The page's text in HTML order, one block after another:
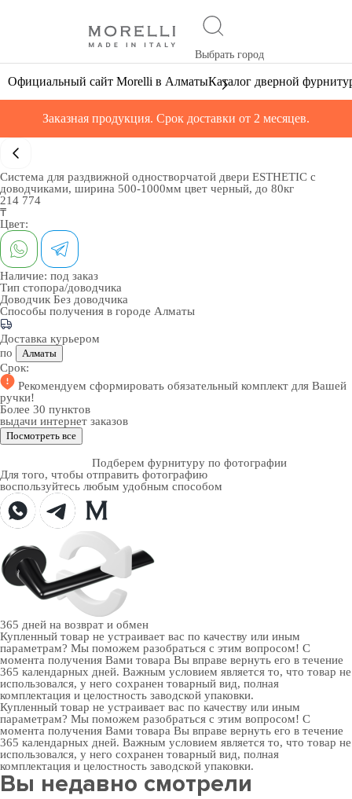
Выбрать город
Официальный сайт Morelli в АлматыКаталог дверной
Заказная продукция. Срок доставки от 2 месяцев.
Система для раздвижной одностворчатой двери ESTHETIC с
доводчиками, ширина 500-1000мм цвет черный, до 80кг
214 774
₸
Цвет:
Наличие: под заказ
Тип стопора/доводчика
Доводчик Без доводчика
Способы получения в городе Алматы
Доставка курьером
по
Алматы
Срок:
Рекомендуем сформировать обязательный комплект для Вашей
ручки!
Более 30 пунктов
выдачи интернет заказов
Посмотреть все
Подберем фурнитуру по фотографии
Для того, чтобы отправить фотографию
воспользуйтесь любым удобным способом
365 дней на возврат и обмен
Купленный товар не устраивает вас по качеству или иным
параметрам? Мы поможем разобраться с этим вопросом! С
момента получения Вами товара Вы вправе вернуть его в течение
365 календарных дней. Важным условием является то, что товар не
использовался, у него сохранен товарный вид, полная
комплектация и целостность заводской упаковки.
Купленный товар не устраивает вас по качеству или иным
параметрам? Мы поможем разобраться с этим вопросом! С
момента получения Вами товара Вы вправе вернуть его в течение
365 календарных дней. Важным условием является то, что товар не
использовался, у него сохранен товарный вид, полная
комплектация и целостность заводской упаковки.
Вы недавно смотрели